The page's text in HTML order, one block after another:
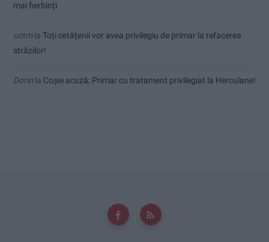
mai fierbinți
uctmla Toți cetățenii vor avea privilegiu de primar la refacerea
străzilor!
Dorin la Coșei acuză: Primar cu tratament privilegiat la Herculane!